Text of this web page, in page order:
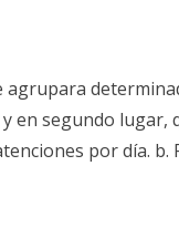
agrupara
en segundo lugar,
por día. b.